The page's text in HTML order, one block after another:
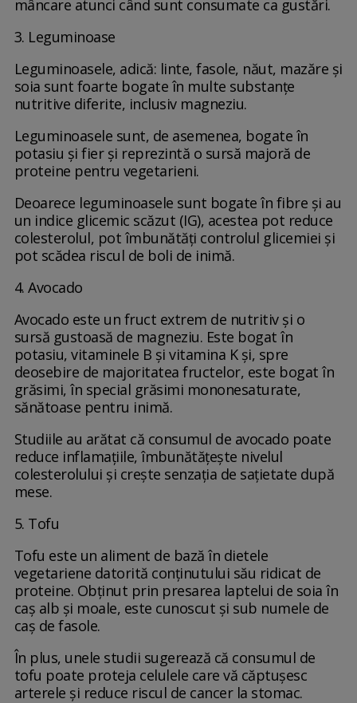
mâncare atunci când sunt consumate ca gustări.
3. Leguminoase
Leguminoasele, adică: linte, fasole, năut, mazăre și
soia sunt foarte bogate în multe substanțe
nutritive diferite, inclusiv magneziu.
Leguminoasele sunt, de asemenea, bogate în
potasiu și fier și reprezintă o sursă majoră de
proteine pentru vegetarieni.
Deoarece leguminoasele sunt bogate în fibre și au
un indice glicemic scăzut (IG), acestea pot reduce
colesterolul, pot îmbunătăți controlul glicemiei și
pot scădea riscul de boli de inimă.
4. Avocado
Avocado este un fruct extrem de nutritiv și o
sursă gustoasă de magneziu. Este bogat în
potasiu, vitaminele B și vitamina K și, spre
deosebire de majoritatea fructelor, este bogat în
grăsimi, în special grăsimi mononesaturate,
sănătoase pentru inimă.
Studiile au arătat că consumul de avocado poate
reduce inflamațiile, îmbunătățește nivelul
colesterolului și crește senzația de sațietate după
mese.
5. Tofu
Tofu este un aliment de bază în dietele
vegetariene datorită conținutului său ridicat de
proteine. Obținut prin presarea laptelui de soia în
caș alb și moale, este cunoscut și sub numele de
caș de fasole.
În plus, unele studii sugerează că consumul de
tofu poate proteja celulele care vă căptușesc
arterele și reduce riscul de cancer la stomac.